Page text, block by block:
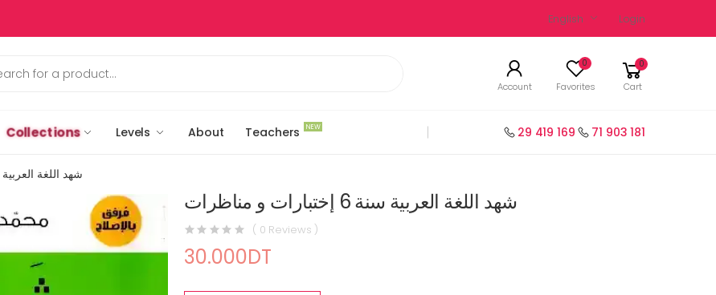
English Login
Account
0
Favorites
0
Cart
Collections Levels About Teachers NEW 29 419 169 71 903 181
شهد اللغة العربية سنة 6 إختبارات
شهد اللغة العربية سنة 6 إختبارات و مناظرات
( 0 Reviews )
30.000DT